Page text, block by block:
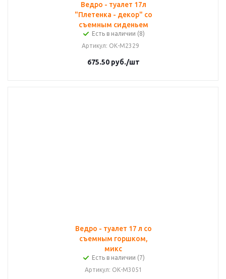
Ведро - туалет 17л
"Плетенка - декор" со
съемным сиденьем
Есть в наличии (8)
Артикул: ОК-М2329
675.50руб./шт
Ведро - туалет 17 л со
съемным горшком,
микс
Есть в наличии (7)
Артикул: ОК-М3051